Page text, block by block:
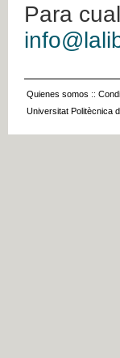
Para
Quienes somos ::
Universitat Politècnica